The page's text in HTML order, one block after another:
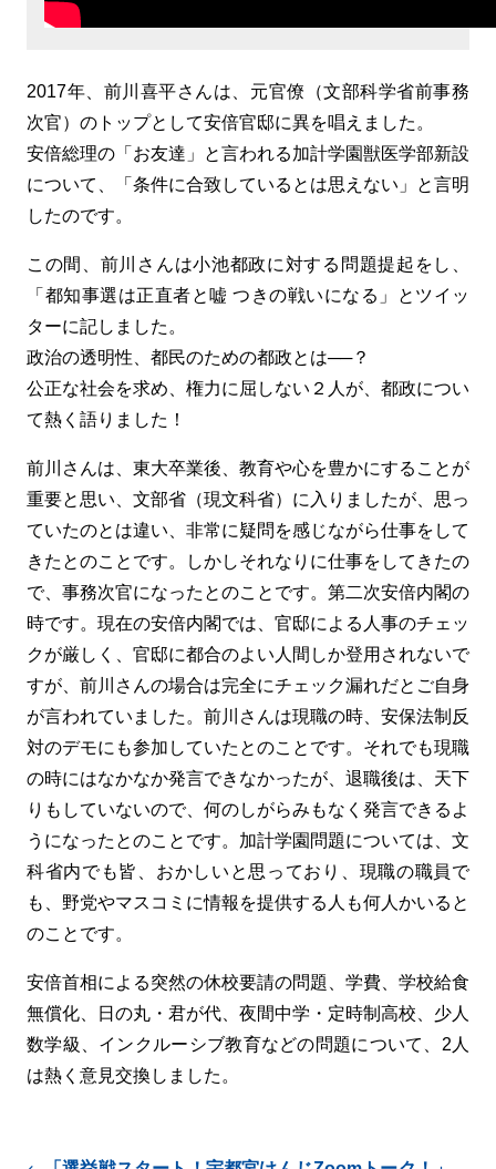
2017年、前川喜平さんは、元官僚（文部科学省前事務
次官）のトップとして安倍官邸に異を唱えました。
安倍総理の「お友達」と言われる加計学園獣医学部新設
について、「条件に合致しているとは思えない」と言明
したのです。
この間、前川さんは小池都政に対する問題提起をし、
「都知事選は正直者と嘘 つきの戦いになる」とツイッ
ターに記しました。
政治の透明性、都民のための都政とは──？
公正な社会を求め、権力に屈しない２人が、都政につい
て熱く語りました！
前川さんは、東大卒業後、教育や心を豊かにすることが
重要と思い、文部省（現文科省）に入りましたが、思っ
ていたのとは違い、非常に疑問を感じながら仕事をして
きたとのことです。しかしそれなりに仕事をしてきたの
で、事務次官になったとのことです。第二次安倍内閣の
時です。現在の安倍内閣では、官邸による人事のチェッ
クが厳しく、官邸に都合のよい人間しか登用されないで
すが、前川さんの場合は完全にチェック漏れだとご自身
が言われていました。前川さんは現職の時、安保法制反
対のデモにも参加していたとのことです。それでも現職
の時にはなかなか発言できなかったが、退職後は、天下
りもしていないので、何のしがらみもなく発言できるよ
うになったとのことです。加計学園問題については、文
科省内でも皆、おかしいと思っており、現職の職員で
も、野党やマスコミに情報を提供する人も何人かいると
のことです。
安倍首相による突然の休校要請の問題、学費、学校給食
無償化、日の丸・君が代、夜間中学・定時制高校、少人
数学級、インクルーシブ教育などの問題について、2人
は熱く意見交換しました。